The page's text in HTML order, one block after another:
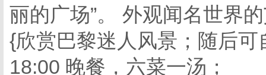
丽的广场”。 外观闻名世界
{欣赏巴黎迷人风景；随后可
18:00 晚餐，六菜一汤；